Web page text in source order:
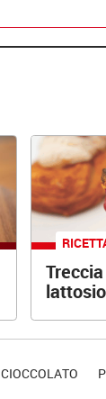
lattosio
CIOCCOLATO